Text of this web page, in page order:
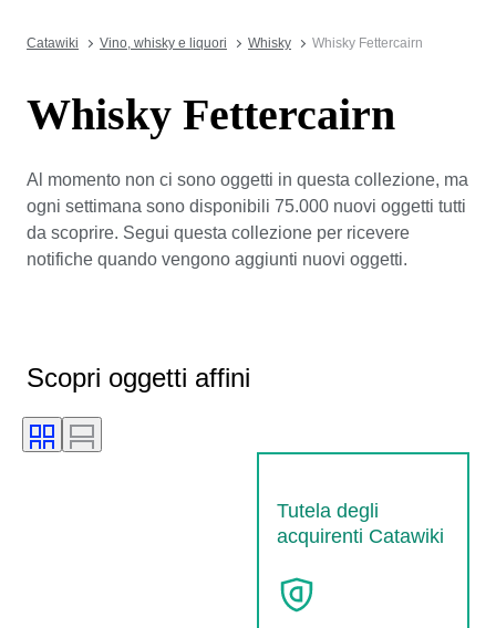
Catawiki Vino, whisky e liquori Whisky Whisky Fettercairn
Whisky Fettercairn
Al momento non ci sono oggetti in questa collezione, ma
ogni settimana sono disponibili 75.000 nuovi oggetti tutti
da scoprire. Segui questa collezione per ricevere
notifiche quando vengono aggiunti nuovi oggetti.
Scopri oggetti affini
Tutela degli
acquirenti Catawiki